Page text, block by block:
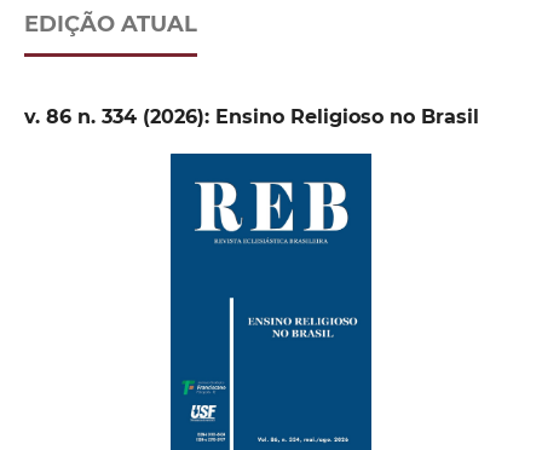
EDIÇÃO ATUAL
v. 86 n. 334 (2026): Ensino Religioso no Brasil